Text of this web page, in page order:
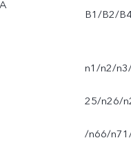
B1/B2/
n1/n2/
25/n26/
/n66/